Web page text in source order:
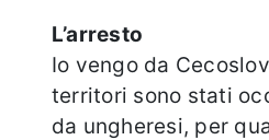
L’arresto
Io vengo da
territori sono stati
da ungheresi, per